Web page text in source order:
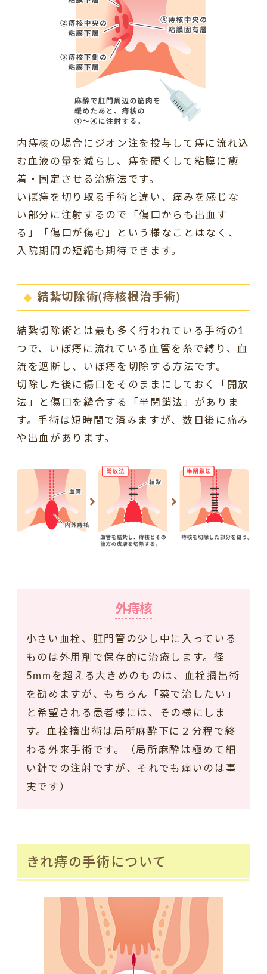
内痔核の場合にジオン注を投与して痔に流れ込
む血液の量を減らし、痔を硬くして粘膜に癒
着・固定させる治療法です。
いぼ痔を切り取る手術と違い、痛みを感じな
い部分に注射するので「傷口からも出血す
る」「傷口が傷む」という様なことはなく、
入院期間の短縮も期待できます。
結紮切除術(痔核根治手術)
結紮切除術とは最も多く行われている手術の1
つで、いぼ痔に流れている血管を糸で縛り、血
流を遮断し、いぼ痔を切除する方法です。
切除した後に傷口をそのままにしておく「開放
法」と傷口を縫合する「半閉鎖法」がありま
す。手術は短時間で済みますが、数日後に痛み
や出血があります。
外痔核
小さい血栓、肛門管の少し中に入っている
ものは外用剤で保存的に治療します。径
5mmを超える大きめのものは、血栓摘出術
を勧めますが、もちろん「薬で治したい」
と希望される患者様には、その様にしま
す。血栓摘出術は局所麻酔下に２分程で終
わる外来手術です。（局所麻酔は極めて細
い針での注射ですが、それでも痛いのは事
実です）
きれ痔の手術について